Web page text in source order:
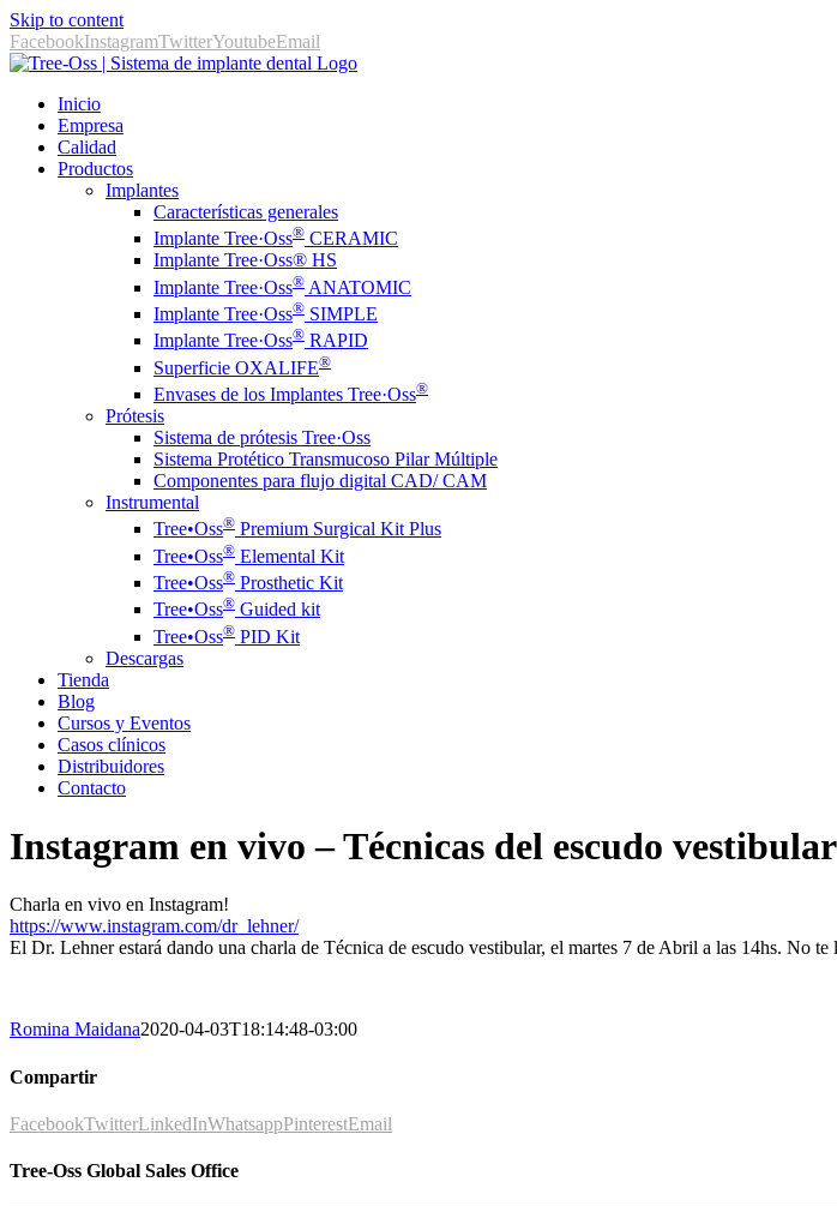
Skip to content
FacebookInstagramTwitterYoutubeEmail
Inicio
Empresa
Calidad
Productos
Implantes
Características generales
Implante Tree·Oss® CERAMIC
Implante Tree·Oss® HS
Implante Tree·Oss® ANATOMIC
Implante Tree·Oss® SIMPLE
Implante Tree·Oss® RAPID
Superficie OXALIFE®
Envases de los Implantes Tree·Oss®
Prótesis
Sistema de prótesis Tree·Oss
Sistema Protético Transmucoso Pilar Múltiple
Componentes para flujo digital CAD/ CAM
Instrumental
Tree•Oss®️ Premium Surgical Kit Plus
Tree•Oss®️ Elemental Kit
Tree•Oss®️ Prosthetic Kit
Tree•Oss®️ Guided kit
Tree•Oss®️ PID Kit
Descargas
Tienda
Blog
Cursos y Eventos
Casos clínicos
Distribuidores
Contacto
Instagram en vivo – Técnicas del escudo
Charla en vivo en Instagram!
https://www.instagram.com/dr_lehner/
El Dr. Lehner estará dando una charla de Técnica de escudo vestibular, el martes 7 de Abril a las 14hs. No te
Romina Maidana2020-04-03T18:14:48-03:00
Compartir
FacebookTwitterLinkedInWhatsappPinterestEmail
Tree-Oss Global Sales Office